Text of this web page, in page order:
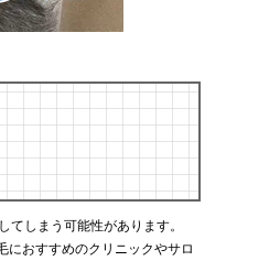
しまう可能性があります。
におすすめのクリニックやサロ